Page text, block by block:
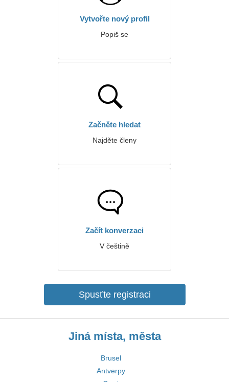
Vytvořte nový profil
Popiš se
Začněte hledat
Najděte členy
Začít konverzaci
V češtině
Spusťte registraci
Jiná místa, města
Brusel
Antverpy